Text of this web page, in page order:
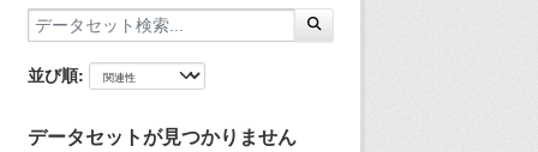
並び順
データセットが見つかりません